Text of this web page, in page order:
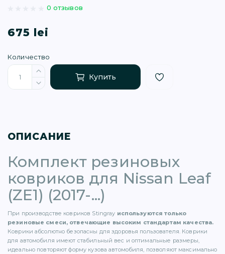
0 отзывов
675 lei
Количество
Купить
ОПИСАНИЕ
Комплект резиновых
ковриков для Nissan Leaf
(ZE1) (2017-...)
При производстве ковриков Stingray используются только
резиновые смеси, отвечающие высоким стандартам качества.
Коврики абсолютно безопасны для здоровья пользователя. Коврики
для автомобиля имеют стабильный вес и оптимальные размеры,
идеально повторяют форму кузова автомобиля, позволяют максимально